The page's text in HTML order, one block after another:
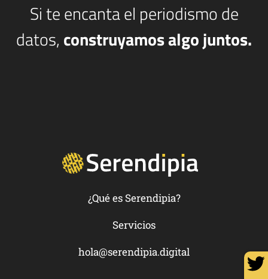
Si te encanta el periodismo de
datos, construyamos algo juntos.
¿Qué es Serendipia?
Servicios
hola@serendipia.digital